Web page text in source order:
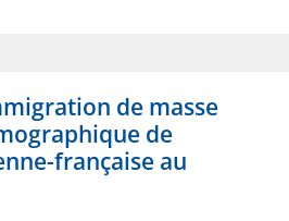
de masse
de
française au